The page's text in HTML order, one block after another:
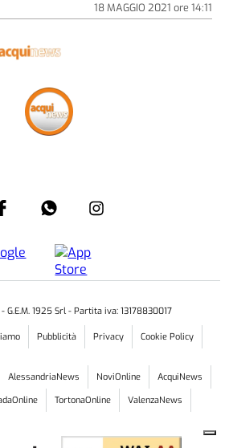
18 MAGGIO 2021 ore 14:11
- G.E.M. 1925 Srl - Partita iva: 13178830017
Pubblicità Privacy Cookie Policy
AlessandriaNews NoviOnline
AcquiNews
TortonaOnline ValenzaNews